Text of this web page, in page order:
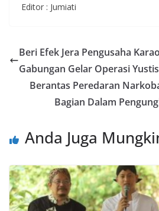
Editor : Jumiati
Beri Efek Jera Pengusaha
Gabungan Gelar Operasi
Berantas Peredaran
Bagian Dalam
Anda Juga